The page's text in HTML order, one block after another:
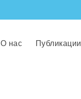
О нас Публикации